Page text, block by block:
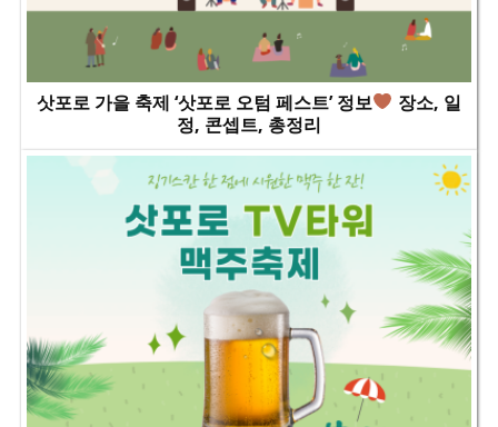
삿포로 가을 축제 ‘삿포로 오텀 페스트’ 정보
장소, 일
정, 콘셉트, 총정리